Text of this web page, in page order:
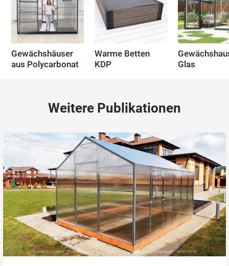
Gewächshäuser
aus Polycarbonat
Warme Betten
KDP
Glas
Weitere Publikationen